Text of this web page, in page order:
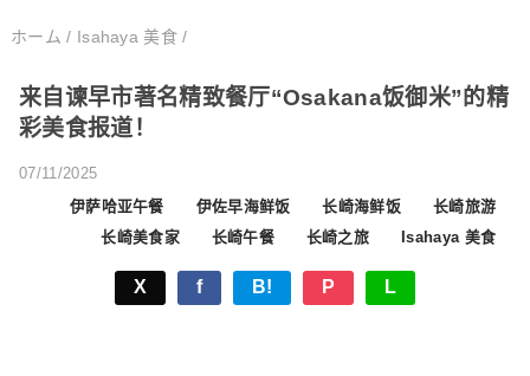
ホーム / Isahaya 美食 /
来自谏早市著名精致餐厅“Osakana饭御米”的精
彩美食报道！
07/11/2025
伊萨哈亚午餐
伊佐早海鲜饭 长崎海鲜饭
长崎旅游
长崎美食家
长崎午餐 长崎之旅 Isahaya 美食
X f B! P L